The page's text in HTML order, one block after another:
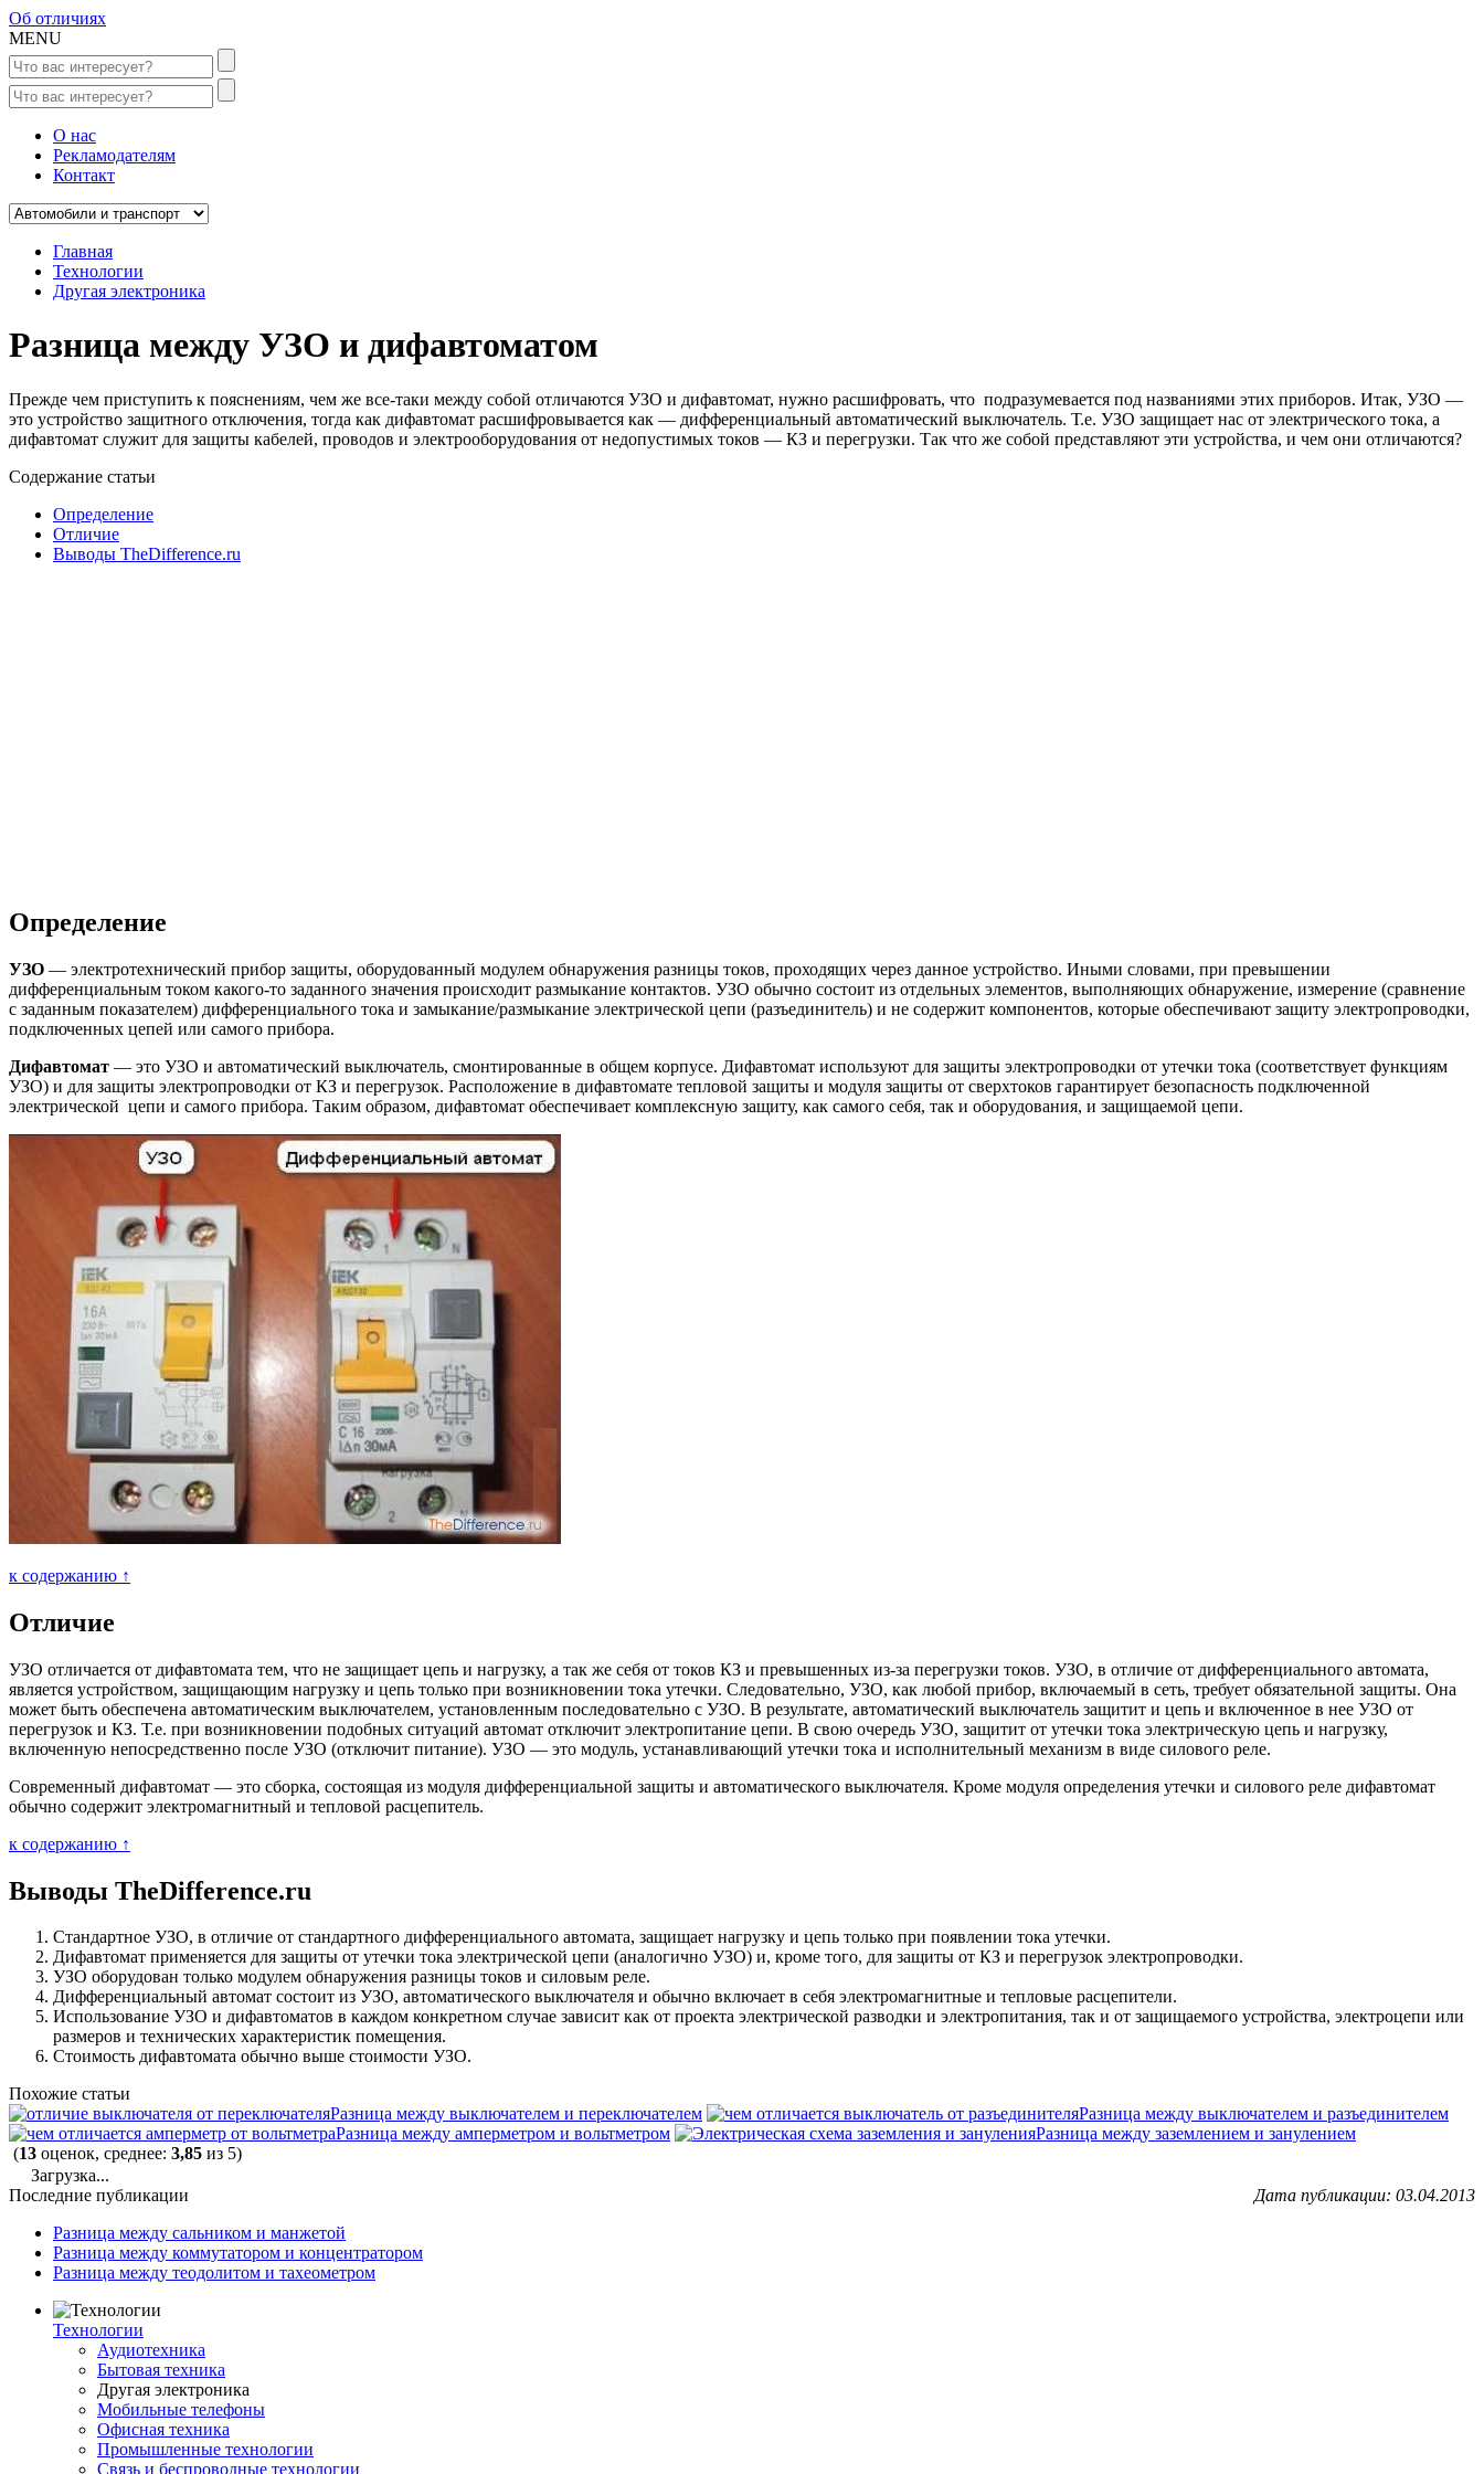
Об отличиях
MENU
О нас
Рекламодателям
Контакт
Главная
Технологии
Другая электроника
Разница между УЗО и дифавтоматом
Прежде чем приступить к пояснениям, чем же все-таки между собой отличаются УЗО и дифавтомат, нужно расшифровать, что подразумевается под названиями этих приборов. Итак, УЗО —
это устройство защитного отключения, тогда как дифавтомат расшифровывается как — дифференциальный автоматический выключатель. Т.е. УЗО защищает нас от электрического тока, а
дифавтомат служит для защиты кабелей, проводов и электрооборудования от недопустимых токов — КЗ и перегрузки. Так что же собой представляют эти устройства, и чем они отличаются?
Содержание статьи
Определение
Отличие
Выводы TheDifference.ru
Определение
УЗО — электротехнический прибор защиты, оборудованный модулем обнаружения разницы токов, проходящих через данное устройство. Иными словами, при превышении
дифференциальным током какого-то заданного значения происходит размыкание контактов. УЗО обычно состоит из отдельных элементов, выполняющих обнаружение, измерение (сравнение
с заданным показателем) дифференциального тока и замыкание/размыкание электрической цепи (разъединитель) и не содержит компонентов, которые обеспечивают защиту электропроводки,
подключенных цепей или самого прибора.
Дифавтомат — это УЗО и автоматический выключатель, смонтированные в общем корпусе. Дифавтомат используют для защиты электропроводки от утечки тока (соответствует функциям
УЗО) и для защиты электропроводки от КЗ и перегрузок. Расположение в дифавтомате тепловой защиты и модуля защиты от сверхтоков гарантирует безопасность подключенной
электрической цепи и самого прибора. Таким образом, дифавтомат обеспечивает комплексную защиту, как самого себя, так и оборудования, и защищаемой цепи.
к содержанию ↑
Отличие
УЗО отличается от дифавтомата тем, что не защищает цепь и нагрузку, а так же себя от токов КЗ и превышенных из-за перегрузки токов. УЗО, в отличие от дифференциального автомата,
является устройством, защищающим нагрузку и цепь только при возникновении тока утечки. Следовательно, УЗО, как любой прибор, включаемый в сеть, требует обязательной защиты. Она
может быть обеспечена автоматическим выключателем, установленным последовательно с УЗО. В результате, автоматический выключатель защитит и цепь и включенное в нее УЗО от
перегрузок и КЗ. Т.е. при возникновении подобных ситуаций автомат отключит электропитание цепи. В свою очередь УЗО, защитит от утечки тока электрическую цепь и нагрузку,
включенную непосредственно после УЗО (отключит питание). УЗО — это модуль, устанавливающий утечки тока и исполнительный механизм в виде силового реле.
Современный дифавтомат — это сборка, состоящая из модуля дифференциальной защиты и автоматического выключателя. Кроме модуля определения утечки и силового реле дифавтомат
обычно содержит электромагнитный и тепловой расцепитель.
к содержанию ↑
Выводы TheDifference.ru
Стандартное УЗО, в отличие от стандартного дифференциального автомата, защищает нагрузку и цепь только при появлении тока утечки.
Дифавтомат применяется для защиты от утечки тока электрической цепи (аналогично УЗО) и, кроме того, для защиты от КЗ и перегрузок электропроводки.
УЗО оборудован только модулем обнаружения разницы токов и силовым реле.
Дифференциальный автомат состоит из УЗО, автоматического выключателя и обычно включает в себя электромагнитные и тепловые расцепители.
Использование УЗО и дифавтоматов в каждом конкретном случае зависит как от проекта электрической разводки и электропитания, так и от защищаемого устройства, электроцепи или
размеров и технических характеристик помещения.
Стоимость дифавтомата обычно выше стоимости УЗО.
Похожие статьи
Разница между выключателем и переключателем
Разница между выключателем и разъединителем
Разница между амперметром и вольтметром
Разница между заземлением и занулением
(13 оценок, среднее: 3,85 из 5)
Загрузка...
Дата публикации: 03.04.2013
Последние публикации
Разница между сальником и манжетой
Разница между коммутатором и концентратором
Разница между теодолитом и тахеометром
Технологии
Аудиотехника
Бытовая техника
Другая электроника
Мобильные телефоны
Офисная техника
Промышленные технологии
Связь и беспроводные технологии